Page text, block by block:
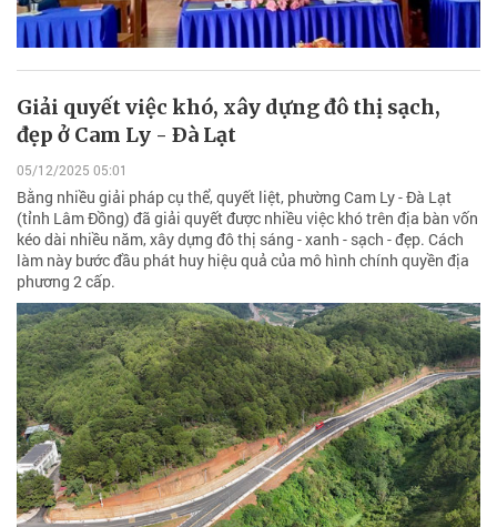
Giải quyết việc khó, xây dựng đô thị sạch,
đẹp ở Cam Ly - Ðà Lạt
05/12/2025 05:01
Bằng nhiều giải pháp cụ thể, quyết liệt, phường Cam Ly - Đà Lạt
(tỉnh Lâm Đồng) đã giải quyết được nhiều việc khó trên địa bàn vốn
kéo dài nhiều năm, xây dựng đô thị sáng - xanh - sạch - đẹp. Cách
làm này bước đầu phát huy hiệu quả của mô hình chính quyền địa
phương 2 cấp.